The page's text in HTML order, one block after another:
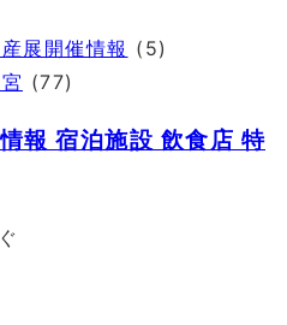
展開催情報 (5)
(77)